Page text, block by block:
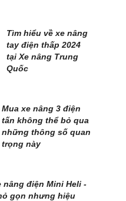
Tìm hiểu về xe nâng
tay điện thấp 2024
tại Xe nâng Trung
Quốc
Mua xe nâng 3 điện
tấn không thể bỏ qua
những thông số quan
trọng này
nâng điện Mini Heli -
gọn nhưng hiệu